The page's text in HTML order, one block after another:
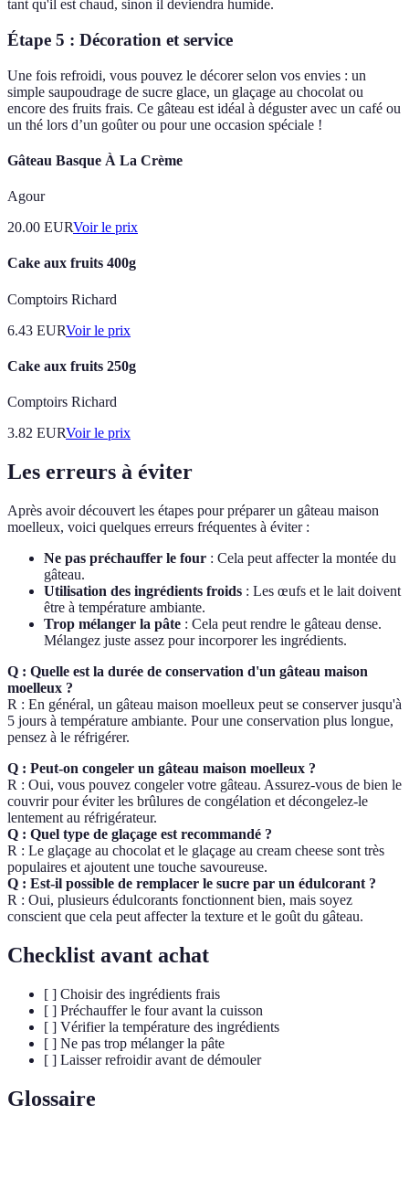
tant qu'il est chaud, sinon il deviendra humide.
Étape 5 : Décoration et service
Une fois refroidi, vous pouvez le décorer selon vos envies : un
simple saupoudrage de sucre glace, un glaçage au chocolat ou
encore des fruits frais. Ce gâteau est idéal à déguster avec un café ou
un thé lors d’un goûter ou pour une occasion spéciale !
Gâteau Basque À La Crème
Agour
20.00 EURVoir le prix
Cake aux fruits 400g
Comptoirs Richard
6.43 EURVoir le prix
Cake aux fruits 250g
Comptoirs Richard
3.82 EURVoir le prix
Les erreurs à éviter
Après avoir découvert les étapes pour préparer un gâteau maison
moelleux, voici quelques erreurs fréquentes à éviter :
Ne pas préchauffer le four : Cela peut affecter la montée du
gâteau.
Utilisation des ingrédients froids : Les œufs et le lait doivent
être à température ambiante.
Trop mélanger la pâte : Cela peut rendre le gâteau dense.
Mélangez juste assez pour incorporer les ingrédients.
Q : Quelle est la durée de conservation d'un gâteau maison
moelleux ?
R : En général, un gâteau maison moelleux peut se conserver jusqu'à
5 jours à température ambiante. Pour une conservation plus longue,
pensez à le réfrigérer.
Q : Peut-on congeler un gâteau maison moelleux ?
R : Oui, vous pouvez congeler votre gâteau. Assurez-vous de bien le
couvrir pour éviter les brûlures de congélation et décongelez-le
lentement au réfrigérateur.
Q : Quel type de glaçage est recommandé ?
R : Le glaçage au chocolat et le glaçage au cream cheese sont très
populaires et ajoutent une touche savoureuse.
Q : Est-il possible de remplacer le sucre par un édulcorant ?
R : Oui, plusieurs édulcorants fonctionnent bien, mais soyez
conscient que cela peut affecter la texture et le goût du gâteau.
Checklist avant achat
[ ] Choisir des ingrédients frais
[ ] Préchauffer le four avant la cuisson
[ ] Vérifier la température des ingrédients
[ ] Ne pas trop mélanger la pâte
[ ] Laisser refroidir avant de démouler
Glossaire